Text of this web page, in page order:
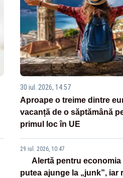
30 iul. 2026, 14:57
Aproape o treime dintre
vacanță de o săptămână
primul loc în UE
29 iul. 2026, 10:47
Alertă pentru economia
putea ajunge la „junk”, iar